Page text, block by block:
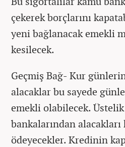
çekerek borçlarını
yeni bağlanacak emekli
kesilecek.
Geçmiş Bağ- Kur
alacaklar bu sayede
emekli olabilecek. Üstelik
bankalarından
ödeyecekler. Kredinin